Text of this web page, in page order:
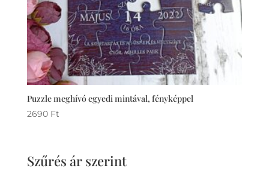
Puzzle meghívó egyedi mintával, fényképpel
2690 Ft
Szűrés ár szerint